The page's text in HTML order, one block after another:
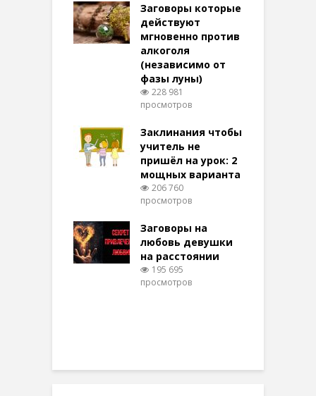
Заговоры которые
действуют
мгновенно против
алкоголя
(независимо от
фазы луны)
228 981
просмотров
Заклинания чтобы
учитель не
пришёл на урок: 2
мощных варианта
206 760
просмотров
Заговоры на
любовь девушки
на расстоянии
195 695
просмотров